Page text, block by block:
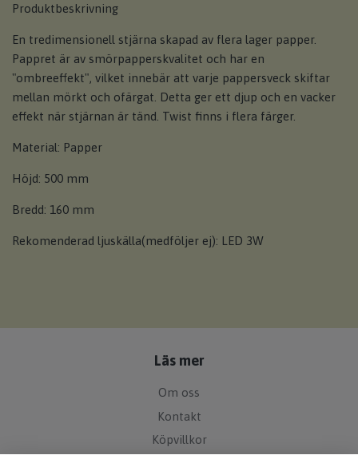
Produktbeskrivning
En tredimensionell stjärna skapad av flera lager papper.
Pappret är av smörpapperskvalitet och har en
"ombreeffekt", vilket innebär att varje pappersveck skiftar
mellan mörkt och ofärgat. Detta ger ett djup och en vacker
effekt när stjärnan är tänd. Twist finns i flera färger.
Material: Papper
Höjd: 500 mm
Bredd: 160 mm
Rekomenderad ljuskälla(medföljer ej): LED 3W
Läs mer
Om oss
Kontakt
Köpvillkor